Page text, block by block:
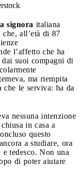
signora italiana
all’età di 87
l’affetto che ha
suoi compagni di
ma riempita
le serviva: ha da
nessuna intenzione
in casa a
questo
a studiare, ora
tedesco. Non una
di poter aiutare